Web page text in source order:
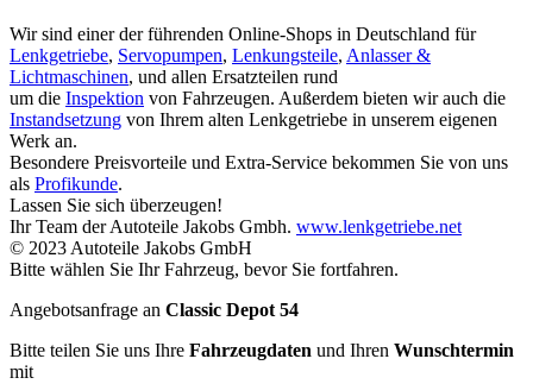
Wir sind einer der führenden Online-Shops in Deutschland für
Lenkgetriebe, Servopumpen, Lenkungsteile, Anlasser &
Lichtmaschinen, und allen Ersatzteilen rund
um die Inspektion von Fahrzeugen. Außerdem bieten wir auch die
Instandsetzung von Ihrem alten Lenkgetriebe in unserem eigenen
Werk an.
Besondere Preisvorteile und Extra-Service bekommen Sie von uns
als Profikunde.
Lassen Sie sich überzeugen!
Ihr Team der Autoteile Jakobs Gmbh. www.lenkgetriebe.net
© 2023 Autoteile Jakobs GmbH
Bitte wählen Sie Ihr Fahrzeug, bevor Sie fortfahren.
Angebotsanfrage an Classic Depot 54
Bitte teilen Sie uns Ihre Fahrzeugdaten und Ihren Wunschtermin
mit